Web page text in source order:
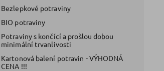
Bezlepkové potraviny
BIO potraviny
Potraviny s končící a prošlou dobou
minimální trvanlivosti
Kartonová balení potravin - VÝHODNÁ
CENA !!!